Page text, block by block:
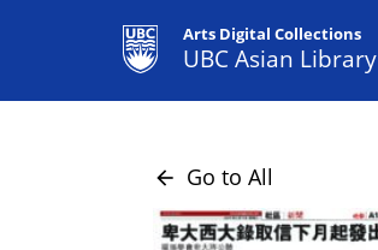
Arts Digital Collections
UBC Asian Library
arrow_back Go to All